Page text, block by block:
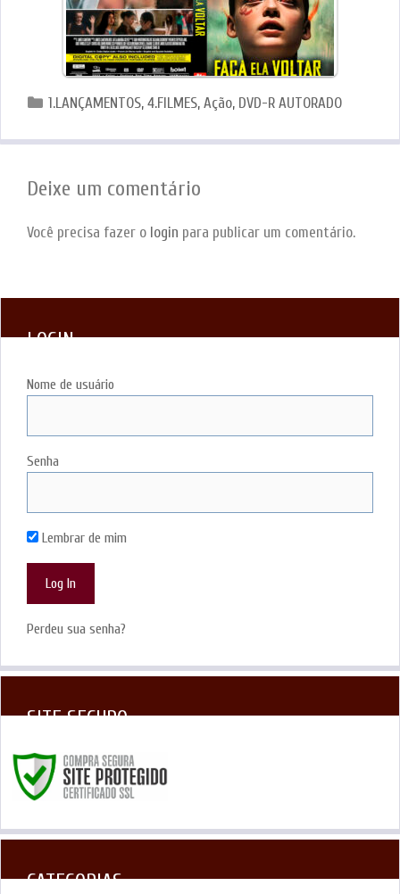
Categorias
1.LANÇAMENTOS,4.FILMES,Ação, DVD-R AUTORADO
Deixe um comentário
Você precisa fazer o login para publicar um comentário.
LOGIN
Nome de usuário
Senha
Lembrar de mim
Perdeu sua senha?
SITE SEGURO
CATEGORIAS